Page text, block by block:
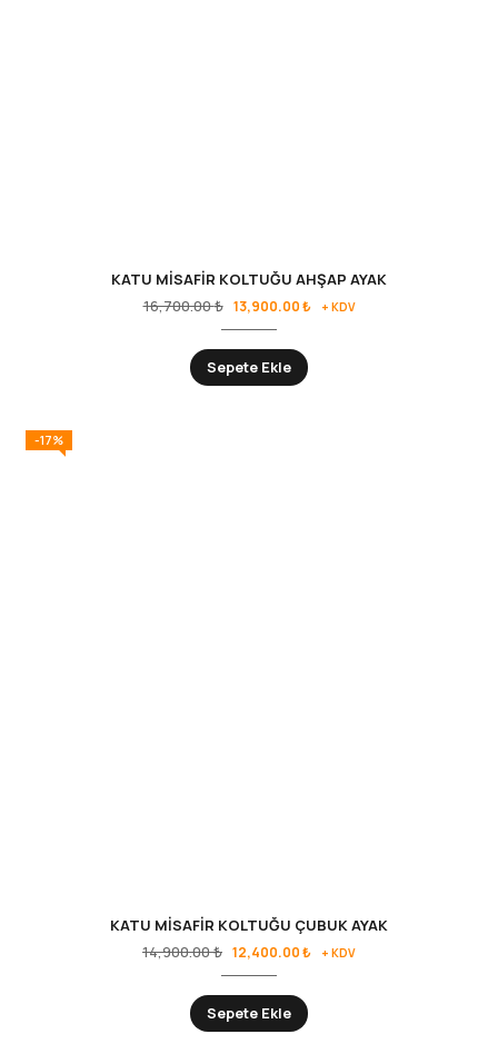
KATU MİSAFİR KOLTUĞU AHŞAP AYAK
16,700.00₺ 13,900.00₺ + KDV
Sepete Ekle
-17%
KATU MİSAFİR KOLTUĞU ÇUBUK AYAK
14,900.00₺ 12,400.00₺ + KDV
Sepete Ekle